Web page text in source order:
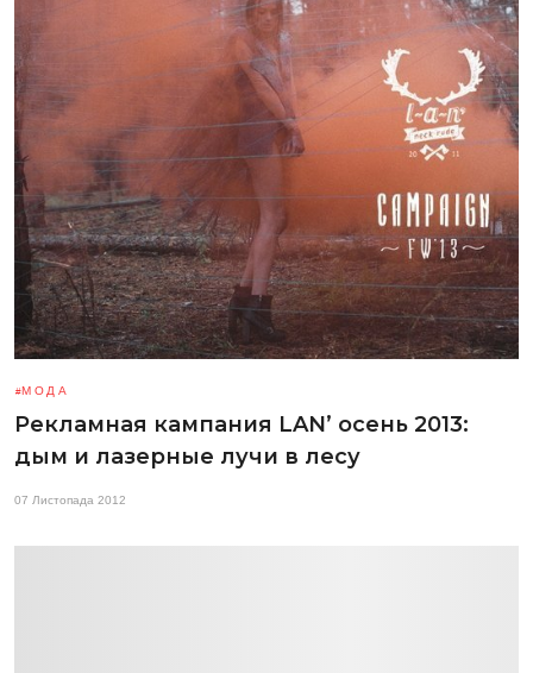
МОДА
Рекламная кампания LAN’ осень 2013:
дым и лазерные лучи в лесу
07 Листопада 2012